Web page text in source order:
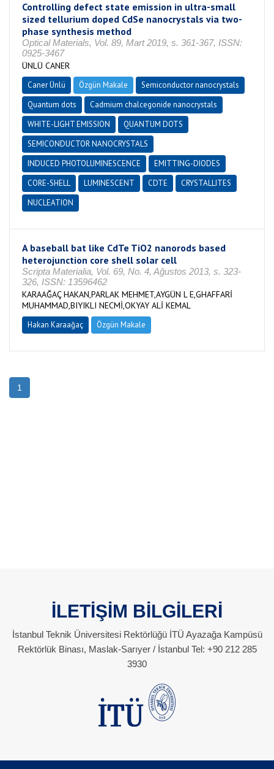
Controlling defect state emission in ultra-small
sized tellurium doped CdSe nanocrystals via two-
phase synthesis method
Optical Materials, Vol. 89, Mart 2019, s. 361-367, ISSN:
0925-3467
ÜNLÜ CANER
Caner Ünlü Özgün Makale
Semiconductor nanocrystals
Quantum dots
Cadmium chalcegonide nanocrystals
WHITE-LIGHT EMISSION
QUANTUM DOTS
SEMICONDUCTOR NANOCRYSTALS
INDUCED PHOTOLUMINESCENCE
EMITTING-DIODES
CORE-SHELL
LUMINESCENT CDTE
CRYSTALLITES
NUCLEATION
A baseball bat like CdTe TiO2 nanorods based
heterojunction core shell solar cell
Scripta Materialia, Vol. 69, No. 4, Ağustos 2013, s. 323-
326, ISSN: 13596462
KARAAĞAÇ HAKAN,PARLAK MEHMET,AYGÜN L E,GHAFFARİ
MUHAMMAD,BIYIKLI NECMİ,OKYAY ALİ KEMAL
Hakan Karaağaç Özgün Makale
1
İLETİŞİM BİLGİLERİ
İstanbul Teknik Üniversitesi Rektörlüğü İTÜ Ayazağa Kampüsü
Rektörlük Binası, Maslak-Sarıyer / İstanbul Tel: +90 212 285
3930